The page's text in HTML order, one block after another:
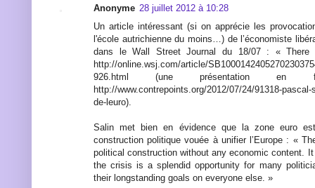
Anonyme 28 juillet 2012 à 10:28
Un article intéressant (si on apprécie les
l'école autrichienne du moins…) de l’économiste
dans le Wall Street Journal du 18/07 : «
http://online.wsj.com/article/
926.html (une présentation
http://www.contrepoints.org/2012/07/24/91318-
de-leuro).
Salin met bien en évidence que la zone euro
construction politique vouée à unifier l’Europe : «
political construction without any economic content.
the crisis is a splendid opportunity for many
their longstanding goals on everyone else. »